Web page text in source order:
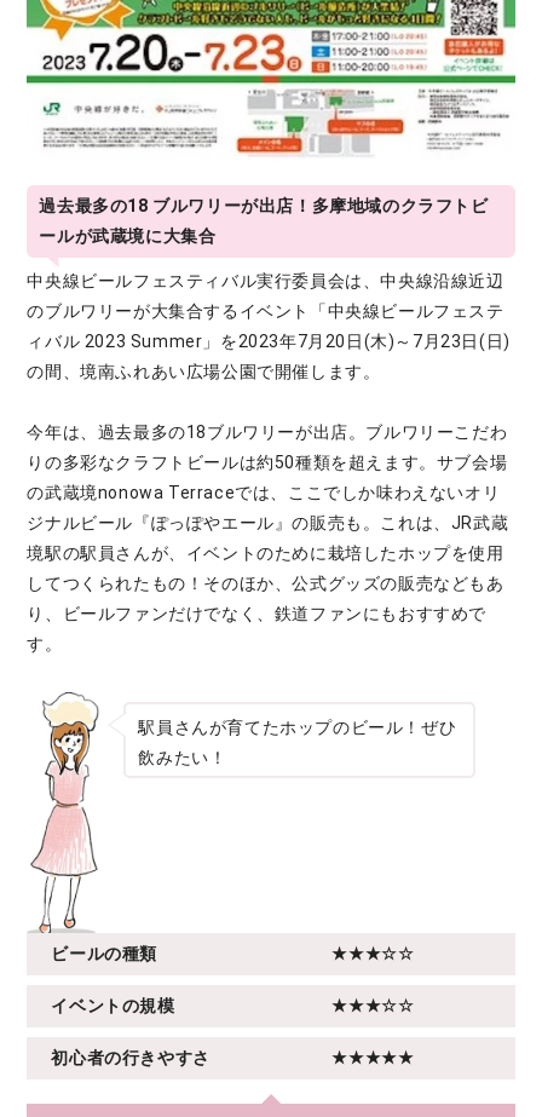
過去最多の18 ブルワリーが出店！多摩地域のクラフトビ
ールが武蔵境に大集合
中央線ビールフェスティバル実行委員会は、中央線沿線近辺
のブルワリーが大集合するイベント「中央線ビールフェステ
ィバル 2023 Summer」を2023年7月20日(木)～7月23日(日)
の間、境南ふれあい広場公園で開催します。
今年は、過去最多の18ブルワリーが出店。ブルワリーこだわ
りの多彩なクラフトビールは約50種類を超えます。サブ会場
の武蔵境nonowa Terraceでは、ここでしか味わえないオリ
ジナルビール『ぽっぽやエール』の販売も。これは、JR武蔵
境駅の駅員さんが、イベントのために栽培したホップを使用
してつくられたもの！そのほか、公式グッズの販売などもあ
り、ビールファンだけでなく、鉄道ファンにもおすすめで
す。
駅員さんが育てたホップのビール！ぜひ
飲みたい！
ビールの種類 ★★★☆☆
イベントの規模 ★★★☆☆
初心者の行きやすさ ★★★★★